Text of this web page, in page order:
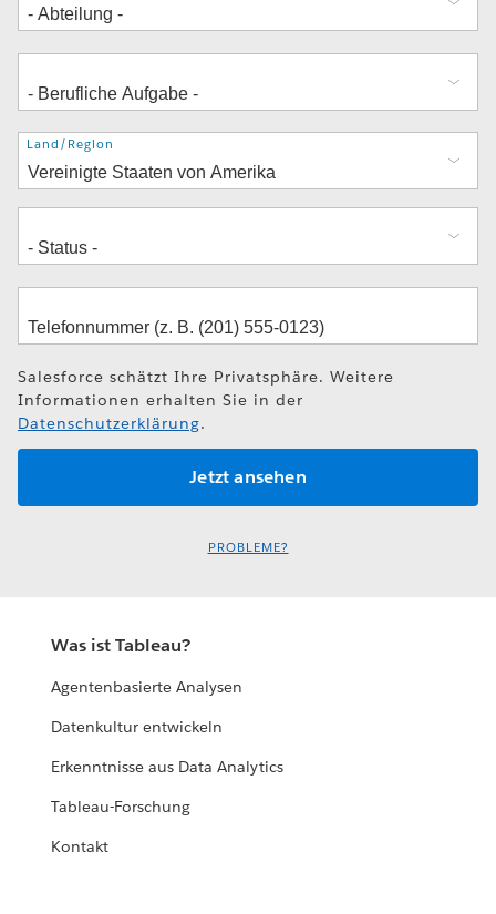
Adresse
Land/Region
Salesforce schätzt Ihre Privatsphäre. Weitere
Informationen erhalten Sie in der
Datenschutzerklärung.
PROBLEME?
Was ist Tableau?
Agentenbasierte Analysen
Datenkultur entwickeln
Erkenntnisse aus Data Analytics
Tableau-Forschung
Kontakt